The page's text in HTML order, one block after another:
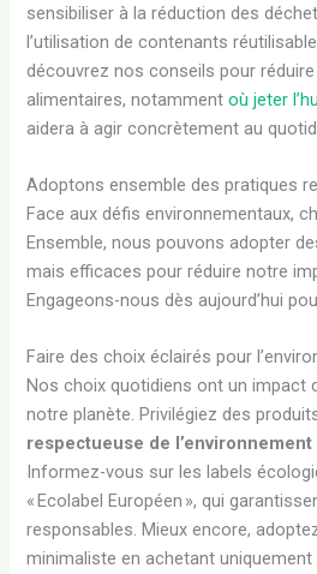
sensibiliser à la réduction des
l’utilisation de contenants
découvrez nos conseils pour
alimentaires, notammentoù jeter
aidera à agir concrètement au
Adoptons ensemble des pratiques
Face aux défis environnementaux,
Ensemble, nous pouvons adopter
mais efficaces pour réduire notre
Engageons-nous dès aujourd’hui
Faire des choix éclairés pour
Nos choix quotidiens ont un impact
notre planète. Privilégiez des
respectueuse de l’environnement
Informez-vous sur les labels
« Ecolabel Européen », qui
responsables. Mieux encore,
minimaliste en achetant